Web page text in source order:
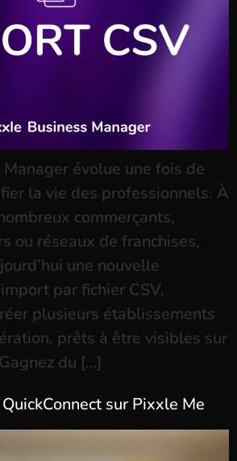
évolue une fois de
la vie des professionnels. À
commerçants,
ou réseaux de franchises,
une nouvelle
par fichier CSV,
plusieurs établissements
prêts à être visibles sur
du […]
sur Pixxle Me